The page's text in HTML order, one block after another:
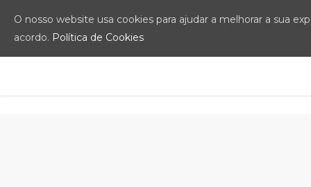
O nosso website usa cookies para ajudar a melhorar a sua
acordo. Política de Cookies